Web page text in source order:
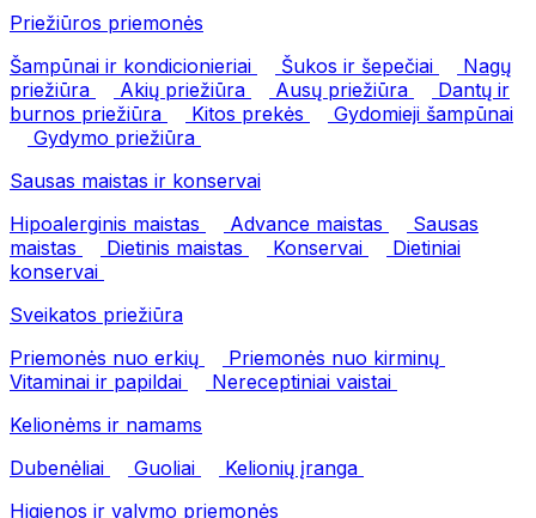
Priežiūros priemonės
Šampūnai ir kondicionieriai
Šukos ir šepečiai
Nagų
priežiūra
Akių priežiūra Ausų priežiūra
Dantų ir
burnos priežiūra
Kitos prekės
Gydomieji šampūnai
Gydymo priežiūra
Sausas maistas ir konservai
Hipoalerginis maistas
Advance maistas
Sausas
maistas
Dietinis maistas Konservai
Dietiniai
konservai
Sveikatos priežiūra
Priemonės nuo erkių
Priemonės nuo kirminų
Vitaminai ir papildai
Nereceptiniai vaistai
Kelionėms ir namams
Dubenėliai
Guoliai
Kelionių įranga
Higienos ir valymo priemonės